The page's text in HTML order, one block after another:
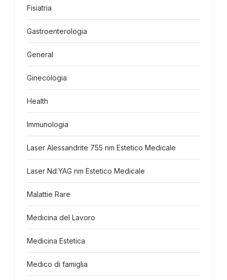
Fisiatria
Gastroenterologia
General
Ginecologia
Health
Immunologia
Laser Alessandrite 755 nm Estetico Medicale
Laser Nd:YAG nm Estetico Medicale
Malattie Rare
Medicina del Lavoro
Medicina Estetica
Medico di famiglia